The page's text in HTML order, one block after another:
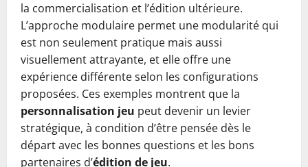
la commercialisation et l’édition ultérieure.
L’approche modulaire permet une modularité qui
est non seulement pratique mais aussi
visuellement attrayante, et elle offre une
expérience différente selon les configurations
proposées. Ces exemples montrent que la
personnalisation jeu peut devenir un levier
stratégique, à condition d’être pensée dès le
départ avec les bonnes questions et les bons
partenaires d’édition de jeu.